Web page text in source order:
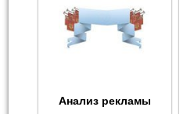
Анализ рекламы